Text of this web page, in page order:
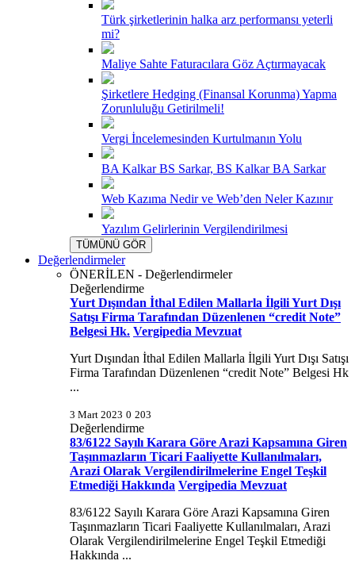
Türk şirketlerinin halka arz performansı yeterli
mi?
Maliye Sahte Faturacılara Göz Açtırmayacak
Şirketlere Hedging (Finansal Korunma) Yapma
Zorunluluğu Getirilmeli!
Vergi İncelemesinden Kurtulmanın Yolu
BA Kalkar BS Sarkar, BS Kalkar BA Sarkar
Web Kazıma Nedir ve Web’den Neler Kazınır
Yazılım Gelirlerinin Vergilendirilmesi
TÜMÜNÜ GÖR
Değerlendirmeler
ÖNERİLEN - Değerlendirmeler
Değerlendirme
Yurt Dışından İthal Edilen Mallarla İlgili Yurt Dışı
Satışı Firma Tarafından Düzenlenen “credit Note”
Belgesi Hk. Vergipedia Mevzuat
Yurt Dışından İthal Edilen Mallarla İlgili Yurt Dışı Satışı
Firma Tarafından Düzenlenen “credit Note” Belgesi Hk
...
3 Mart 2023 0 203
Değerlendirme
83/6122 Sayılı Karara Göre Arazi Kapsamına Giren
Taşınmazların Ticari Faaliyette Kullanılmaları,
Arazi Olarak Vergilendirilmelerine Engel Teşkil
Etmediği Hakkında Vergipedia Mevzuat
83/6122 Sayılı Karara Göre Arazi Kapsamına Giren
Taşınmazların Ticari Faaliyette Kullanılmaları, Arazi
Olarak Vergilendirilmelerine Engel Teşkil Etmediği
Hakkında ...